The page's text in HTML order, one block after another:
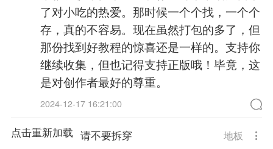
了对小吃的热爱。那时候一个个找，一个个
存，真的不容易。现在虽然打包的多了，但
那份找到好教程的惊喜还是一样的。支持你
继续收集，但也记得支持正版哦！毕竟，这
是对创作者最好的尊重。
2024-12-17 16:21:00
点击重新加载 地板
请不要拆穿